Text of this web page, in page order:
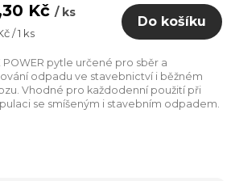
Kč / ks
/ 1 ks
Do košíku
POWER pytle určené pro sběr a
odpadu ve stavebnictví i běžném
Vhodné pro každodenní použití při
se smíšeným i stavebním odpadem.